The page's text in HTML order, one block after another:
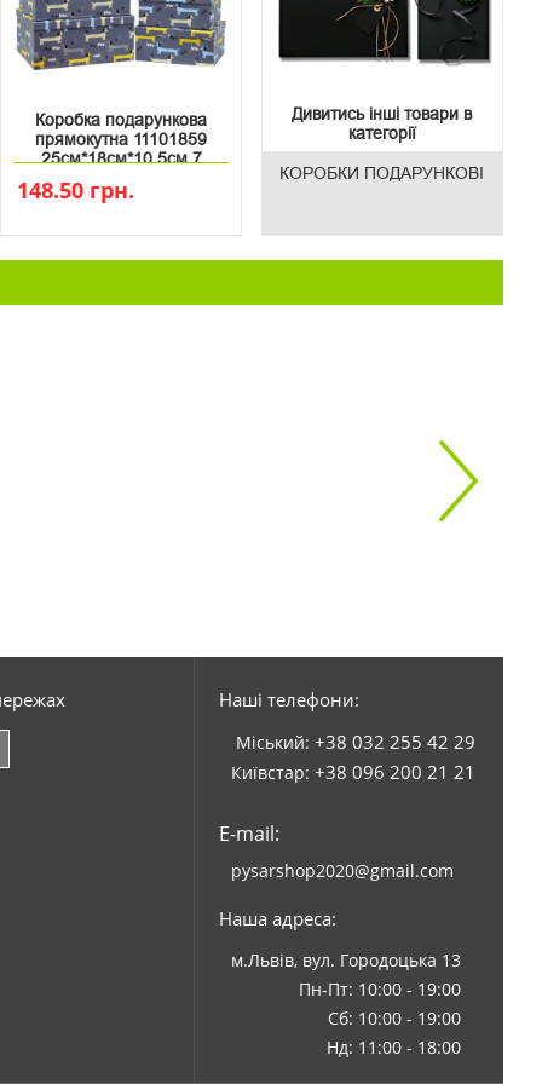
Коробка подарункова
прямокутна 11101859
25см*18см*10.5см 7
148.50 грн.
Дивитись інші товари в
категорії
КОРОБКИ ПОДАРУНКОВІ
Наші телефони:
Міський: +38 032 255 42 29
Київстар: +38 096 200 21 21
E-mail:
pysarshop2020@gmail.com
Наша адреса:
м.Львів, вул. Городоцька 13
Пн-Пт: 10:00 - 19:00
Сб: 10:00 - 19:00
Нд: 11:00 - 18:00